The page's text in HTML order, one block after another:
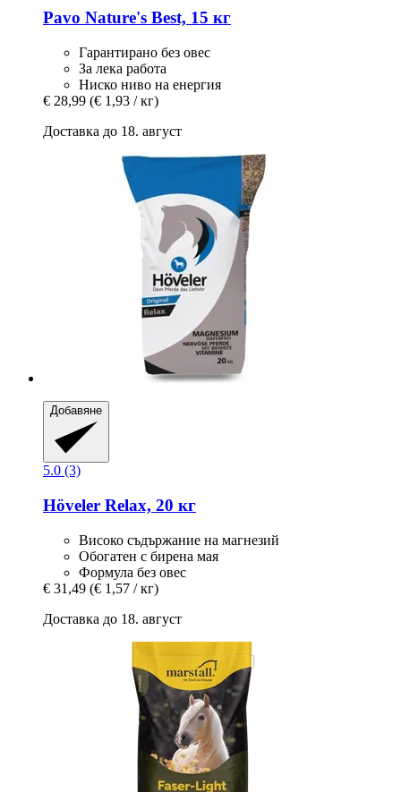
Pavo Nature's Best, 15 кг
Гарантирано без овес
За лека работа
Ниско ниво на енергия
€ 28,99 (€ 1,93 / кг)
Доставка до 18. август
Добавяне
5.0 (3)
Höveler Relax, 20 кг
Високо съдържание на магнезий
Обогатен с бирена мая
Формула без овес
€ 31,49 (€ 1,57 / кг)
Доставка до 18. август